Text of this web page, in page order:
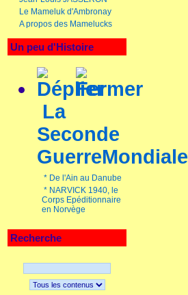
Le Mameluk d'Ambronay
A propos des Mamelucks
Un peu d'Histoire
La
Seconde
GuerreMondiale
* De l'Ain au Danube
* NARVICK 1940, le
Corps Epéditionnaire
en Norvège
Recherche